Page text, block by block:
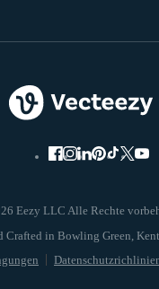
Eezy LLC Alle Rechte